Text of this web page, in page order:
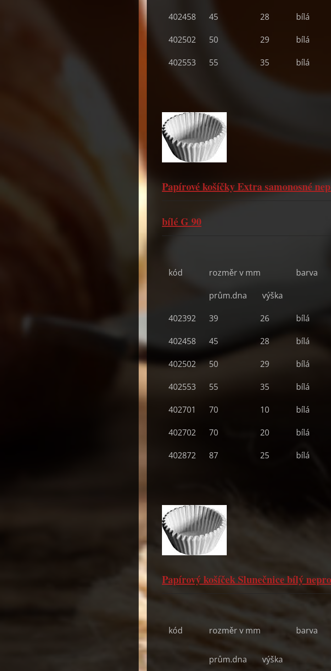
402458 45 28 bílá
402502 50 29 bílá
402553 55 35 bílá
Papírové košíčky Extra samonosné
bílé G 90
kód rozměr v mm barva
prům.dna výška
402392 39 26 bílá
402458 45 28 bílá
402502 50 29 bílá
402553 55 35 bílá
402701 70 10 bílá
402702 70 20 bílá
402872 87 25 bílá
Papírový košíček Slunečnice bílý
kód rozměr v mm barva
prům.dna výška